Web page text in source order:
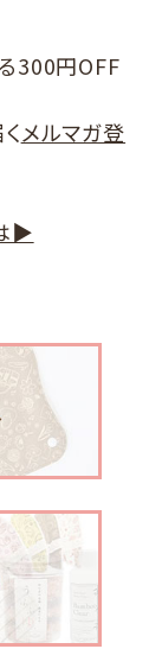
300円OFF
メルマガ登
▶